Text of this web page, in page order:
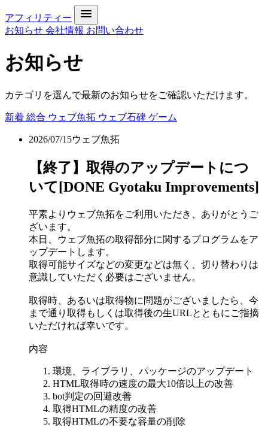
アフィリティー
お知らせ 会社情報 お問い合わせ
お知らせ
カテゴリを選んで最新のお知らせをご確認いただけます。
新着 総合 ウェブ魚拓 ウェブ石碑 ゲーム
2026/07/15ウェブ魚拓
【終了】取得のアップデートにつ
いて[DONE Gyotaku Improvements]
平素よりウェブ魚拓をご利用いただき、ありがとうご
ざいます。
本日、ウェブ魚拓の取得部分に関するプログラムをア
ップデートします。
取得可能サイズなどの変更などは無く、切り替わりは
意識していただく必要はございません。
取得時、あるいは取得物に問題がございましたら、今
まで通り取得もしくは取得後の生URLとともにご指摘
いただければ幸いです。
内容
環境、ライブラリ、パッケージのアップデート
HTML取得時の速度の最大10倍以上の改善
bot判定の回避改善
取得HTMLの精度の改善
取得HTMLの不要な容量の削除